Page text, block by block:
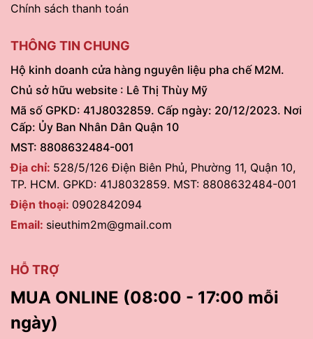
Chính sách thanh toán
THÔNG TIN CHUNG
Hộ kinh doanh cửa hàng nguyên liệu pha chế M2M.
Chủ sở hữu website : Lê Thị Thùy Mỹ
Mã số GPKD: 41J8032859. Cấp ngày: 20/12/2023. Nơi
Cấp: Ủy Ban Nhân Dân Quận 10
MST: 8808632484-001
Địa chỉ: 528/5/126 Điện Biên Phủ, Phường 11, Quận 10,
TP. HCM. GPKD: 41J8032859. MST: 8808632484-001
Điện thoại: 0902842094
Email: sieuthim2m@gmail.com
HỖ TRỢ
MUA ONLINE (08:00 - 17:00 mỗi
ngày)